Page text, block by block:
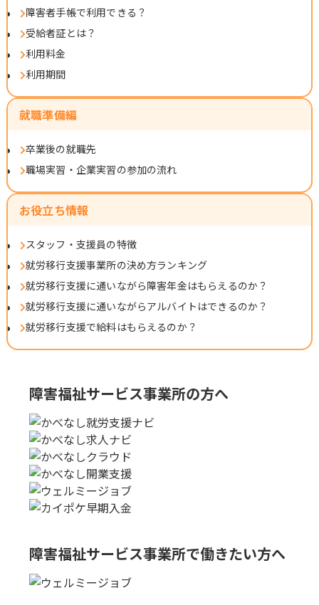
障害者手帳で利用できる？
受給者証とは？
利用料金
利用期間
就職準備編
卒業後の就職先
職場実習・企業実習の参加の流れ
お役立ち情報
スタッフ・支援員の特徴
就労移行支援事業所の決め方ランキング
就労移行支援に通いながら障害年金はもらえるのか？
就労移行支援に通いながらアルバイトはできるのか？
就労移行支援で給料はもらえるのか？
障害福祉サービス事業所の方へ
障害福祉サービス事業所で働きたい方へ